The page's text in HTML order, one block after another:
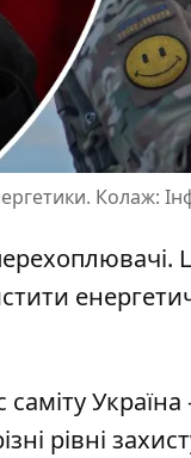
Колаж:
.
рівні